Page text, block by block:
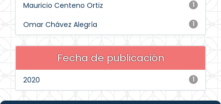
1
Mauricio Centeno Ortiz
1
Omar Chávez Alegría
Fecha de publicación
1
2020